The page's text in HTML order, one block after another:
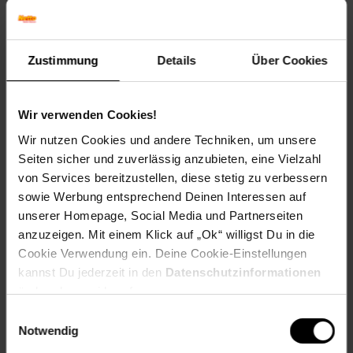
Zustimmung Details Über Cookies
Wir verwenden Cookies!
Wir nutzen Cookies und andere Techniken, um unsere
Seiten sicher und zuverlässig anzubieten, eine Vielzahl
von Services bereitzustellen, diese stetig zu verbessern
sowie Werbung entsprechend Deinen Interessen auf
unserer Homepage, Social Media und Partnerseiten
anzuzeigen. Mit einem Klick auf „Ok“ willigst Du in die
Cookie Verwendung ein. Deine Cookie-Einstellungen
kannst Du jederzeit in den Datenschutzinformationen
ändern bzw. widerrufen.
Notwendig
Bewertungen
Versandinformationen
Herstellerinformationen
Altgeräterücknahme
Fußzeile
Weitere Online-Angebote